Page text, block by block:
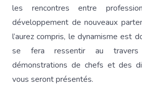
les rencontres entre
développement de nouveaux
l’aurez compris, le dynamisme est
se fera ressentir au travers
démonstrations de chefs et des
vous seront présentés.